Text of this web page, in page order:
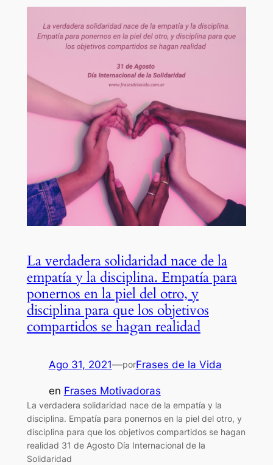
La verdadera solidaridad nace de la
empatía y la disciplina. Empatía para
ponernos en la piel del otro, y
disciplina para que los objetivos
compartidos se hagan realidad
Ago 31, 2021—porFrases de la Vida
en Frases Motivadoras
La verdadera solidaridad nace de la empatía y la
disciplina. Empatía para ponernos en la piel del otro, y
disciplina para que los objetivos compartidos se hagan
realidad 31 de Agosto Día Internacional de la
Solidaridad